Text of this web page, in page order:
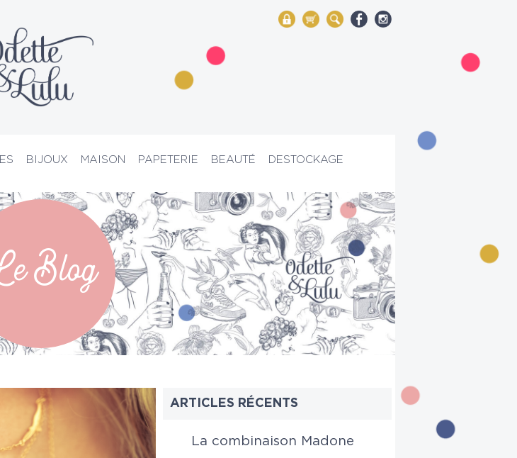
My Account
Mon panier
Rechercher
BIJOUX MAISON PAPETERIE BEAUTÉ DESTOCKAGE
PRIX D’ATELIER
Blog
ARTICLES RÉCENTS
La combinaison Madone